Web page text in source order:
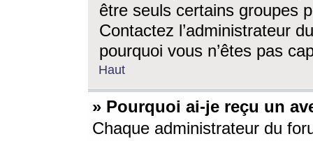
être seuls certains groupes
Contactez l’administrateur
pourquoi vous n’êtes pas
Haut
» Pourquoi ai-je reçu un
Chaque administrateur du